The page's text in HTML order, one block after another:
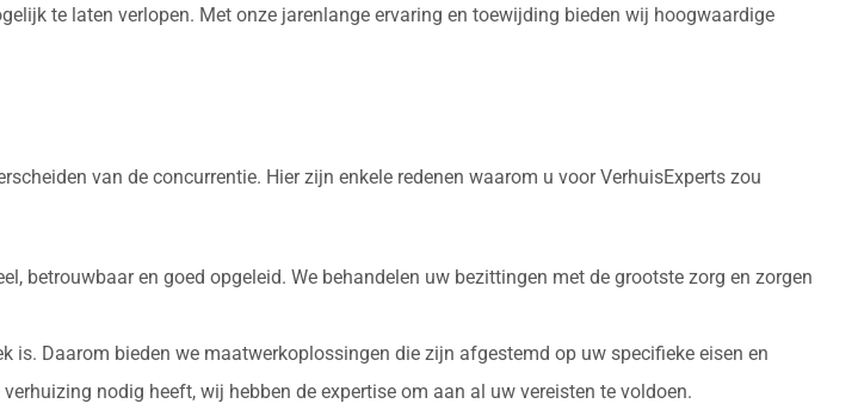
te laten verlopen. Met onze jarenlange ervaring en toewijding bieden wij hoogwaardige
van de concurrentie. Hier zijn enkele redenen waarom u voor VerhuisExperts zou
betrouwbaar en goed opgeleid. We behandelen uw bezittingen met de grootste zorg en zorgen
is. Daarom bieden we maatwerkoplossingen die zijn afgestemd op uw specifieke eisen en
nodig heeft, wij hebben de expertise om aan al uw vereisten te voldoen.